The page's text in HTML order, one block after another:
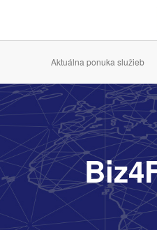
Aktuálna ponuka služieb